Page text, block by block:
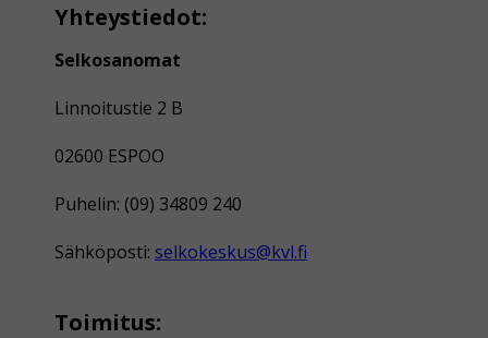
Yhteystiedot:
Selkosanomat
Linnoitustie 2 B
02600 ESPOO
Puhelin: (09) 34809 240
Sähköposti: selkokeskus@kvl.fi
Toimitus: